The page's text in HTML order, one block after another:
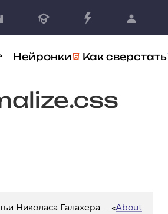
Нейронки Как сверстать
Николаса Галахера — «About